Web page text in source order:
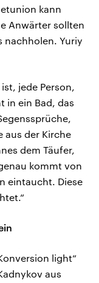
kann
Anwärter sollten
nachholen. Yuriy
jede Person,
in ein Bad, das
aus der Kirche
dem Täufer,
kommt von
eintaucht. Diese
light“
aus